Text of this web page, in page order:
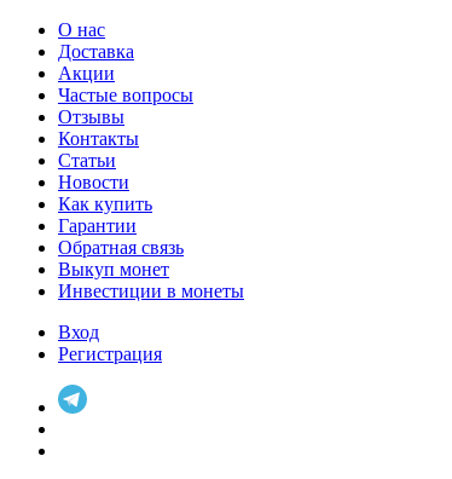
О нас
Доставка
Акции
Частые вопросы
Отзывы
Контакты
Статьи
Новости
Как купить
Гарантии
Обратная связь
Выкуп монет
Инвестиции в монеты
Вход
Регистрация